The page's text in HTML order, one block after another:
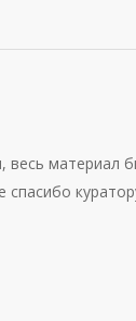
весь материал